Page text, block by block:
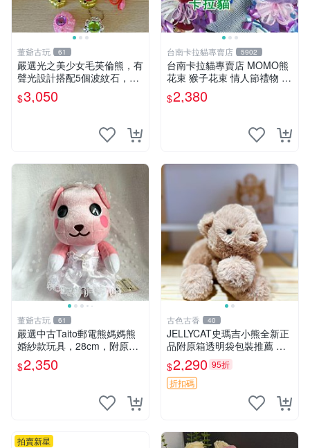
董爺古玩 61
嚴選光之美少女毛芙倫熊，有
聲光設計搭配5個波紋石，成
色完美如圖。爽快附電池，讓
愛心不打折扣。 光之美少女
$3,050
台南卡拉貓專賣店 5902
台南卡拉貓專賣店 MOMO熊
花束 猴子花束 情人節禮物 二
選一 可繡字 可今天寄明天到
$2,380
董爺古玩 61
嚴選中古Taito郵電熊媽媽熊
婚紗款玩具，28cm，附原
盒，保存極佳實拍，婚紗細節
清晰可見，偶像收藏推薦 婚
$2,350
古色古香 40
JELLYCAT史瑪吉小熊全新正
品附原箱透明袋包裝推薦 透
明袋 包裝盒 史瑪吉小熊
$2,290 95折
折扣碼
拍賣新星